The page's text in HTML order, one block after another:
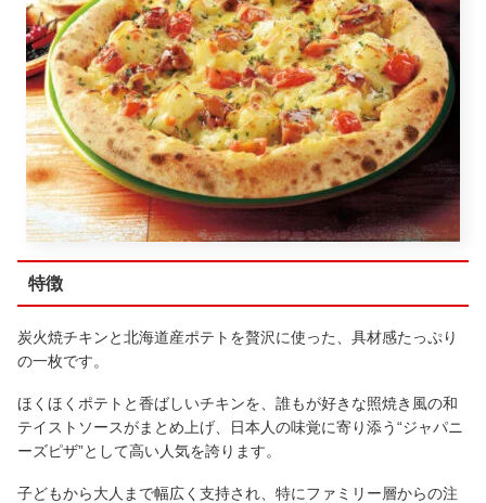
特徴
炭火焼チキンと北海道産ポテトを贅沢に使った、具材感たっぷり
の一枚です。
ほくほくポテトと香ばしいチキンを、誰もが好きな照焼き風の和
テイストソースがまとめ上げ、日本人の味覚に寄り添う“ジャパニ
ーズピザ”として高い人気を誇ります。
子どもから大人まで幅広く支持され、特にファミリー層からの注